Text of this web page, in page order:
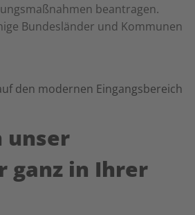
beantragen.
Bundesländer und Kommunen
unser
ganz in Ihrer